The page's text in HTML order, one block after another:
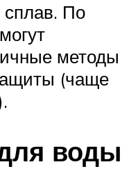
сплав. По
методы
(чаще
воды